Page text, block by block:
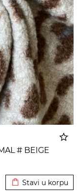
# BEIGE
Stavi u korpu